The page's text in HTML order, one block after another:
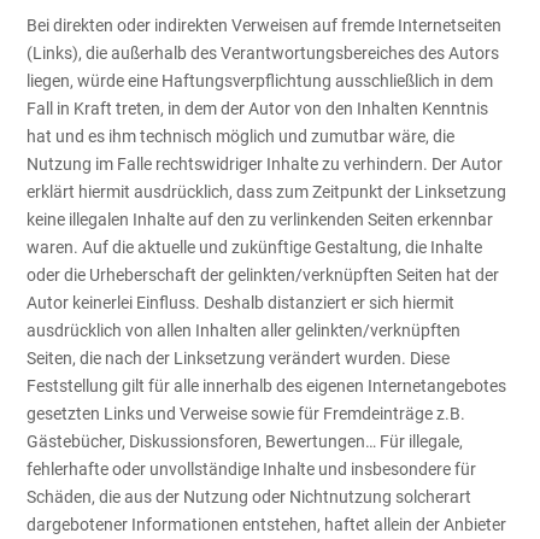
Bei direkten oder indirekten Verweisen auf fremde Internetseiten
(Links), die außerhalb des Verantwortungsbereiches des Autors
liegen, würde eine Haftungsverpflichtung ausschließlich in dem
Fall in Kraft treten, in dem der Autor von den Inhalten Kenntnis
hat und es ihm technisch möglich und zumutbar wäre, die
Nutzung im Falle rechtswidriger Inhalte zu verhindern. Der Autor
erklärt hiermit ausdrücklich, dass zum Zeitpunkt der Linksetzung
keine illegalen Inhalte auf den zu verlinkenden Seiten erkennbar
waren. Auf die aktuelle und zukünftige Gestaltung, die Inhalte
oder die Urheberschaft der gelinkten/verknüpften Seiten hat der
Autor keinerlei Einfluss. Deshalb distanziert er sich hiermit
ausdrücklich von allen Inhalten aller gelinkten/verknüpften
Seiten, die nach der Linksetzung verändert wurden. Diese
Feststellung gilt für alle innerhalb des eigenen Internetangebotes
gesetzten Links und Verweise sowie für Fremdeinträge z.B.
Gästebücher, Diskussionsforen, Bewertungen… Für illegale,
fehlerhafte oder unvollständige Inhalte und insbesondere für
Schäden, die aus der Nutzung oder Nichtnutzung solcherart
dargebotener Informationen entstehen, haftet allein der Anbieter